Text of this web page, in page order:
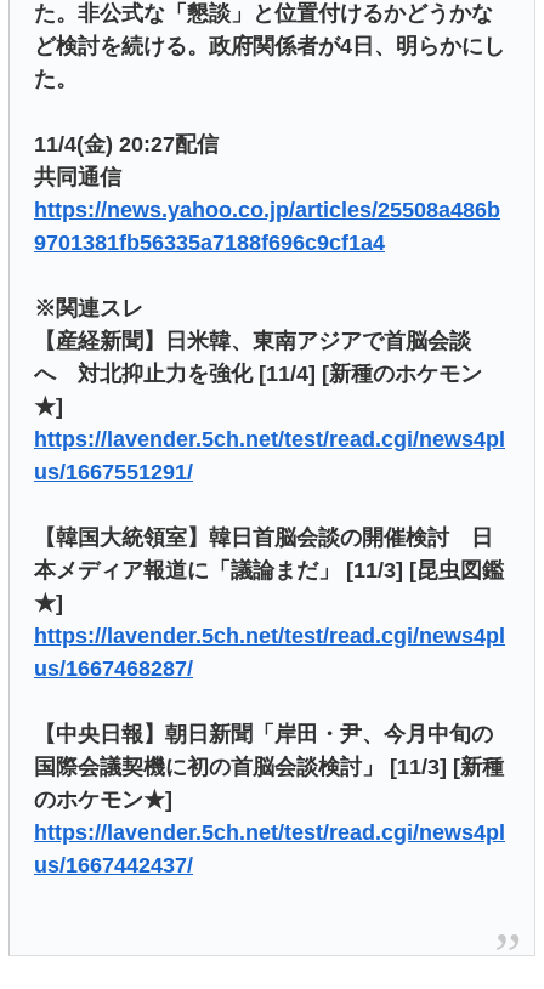
た。非公式な「懇談」と位置付けるかどうかな
ど検討を続ける。政府関係者が4日、明らかにし
た。
11/4(金) 20:27配信
共同通信
https://news.yahoo.co.jp/articles/25508a486b
9701381fb56335a7188f696c9cf1a4
※関連スレ
【産経新聞】日米韓、東南アジアで首脳会談
へ 対北抑止力を強化 [11/4] [新種のホケモン
★]
https://lavender.5ch.net/test/read.cgi/news4pl
us/1667551291/
【韓国大統領室】韓日首脳会談の開催検討 日
本メディア報道に「議論まだ」 [11/3] [昆虫図鑑
★]
https://lavender.5ch.net/test/read.cgi/news4pl
us/1667468287/
【中央日報】朝日新聞「岸田・尹、今月中旬の
国際会議契機に初の首脳会談検討」 [11/3] [新種
のホケモン★]
https://lavender.5ch.net/test/read.cgi/news4pl
us/1667442437/